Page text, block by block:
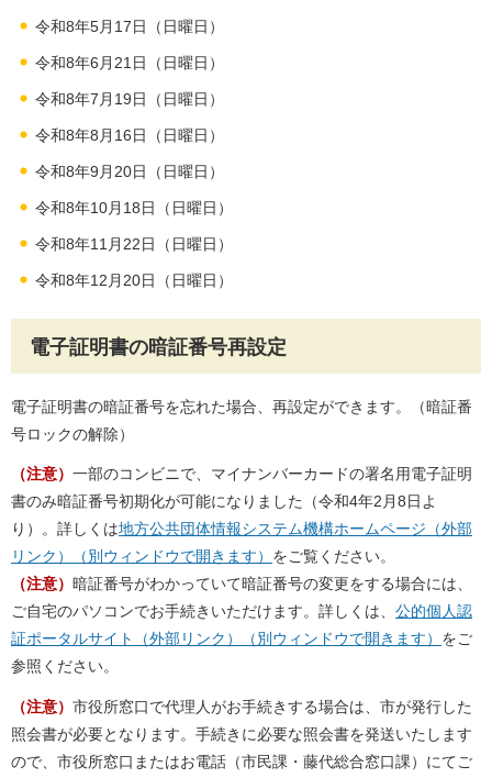
令和8年5月17日（日曜日）
令和8年6月21日（日曜日）
令和8年7月19日（日曜日）
令和8年8月16日（日曜日）
令和8年9月20日（日曜日）
令和8年10月18日（日曜日）
令和8年11月22日（日曜日）
令和8年12月20日（日曜日）
電子証明書の暗証番号再設定
電子証明書の暗証番号を忘れた場合、再設定ができます。（暗証番
号ロックの解除）
（注意） 一部のコンビニで、マイナンバーカードの署名用電子証明
書のみ暗証番号初期化が可能になりました（令和4年2月8日よ
り）。詳しくは地方公共団体情報システム機構ホームページ（外部
リンク）（別ウィンドウで開きます） をご覧ください。
（注意） 暗証番号がわかっていて暗証番号の変更をする場合には、
ご自宅のパソコンでお手続きいただけます。詳しくは、 公的個人認
証ポータルサイト（外部リンク）（別ウィンドウで開きます） をご
参照ください。
（注意） 市役所窓口で代理人がお手続きする場合は、市が発行した
照会書が必要となります。手続きに必要な照会書を発送いたします
ので、市役所窓口またはお電話（市民課・藤代総合窓口課）にてご